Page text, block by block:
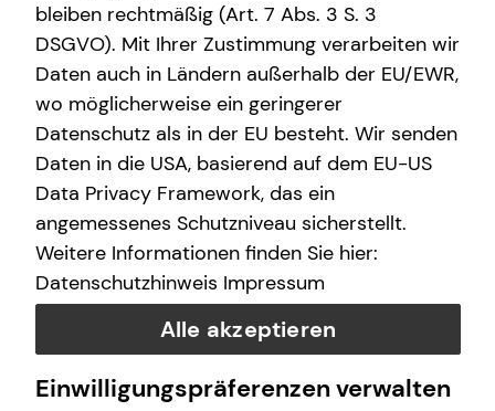
Montag 10:00 - 17:00 Uhr
Dienstag 10:00 - 17:00 Uhr
Mittwoch 10:00 - 17:00 Uhr
Donnerstag 10:00 - 17:00 Uhr
Freitag 10:00 - 15:00 Uhr
Selbstverständlich sind auch Termine außerhalb
dieser Geschäftszeiten auf Anfrage möglich.
bleiben rechtmäßig (Art. 7 Abs. 3 S. 3
DSGVO). Mit Ihrer Zustimmung verarbeiten wir
Daten auch in Ländern außerhalb der EU/EWR,
wo möglicherweise ein geringerer
Datenschutz als in der EU besteht. Wir senden
Daten in die USA, basierend auf dem EU-US
Data Privacy Framework, das ein
angemessenes Schutzniveau sicherstellt.
Weitere Informationen finden Sie hier:
Datenschutzhinweis Impressum
Alle akzeptieren
Einwilligungspräferenzen verwalten